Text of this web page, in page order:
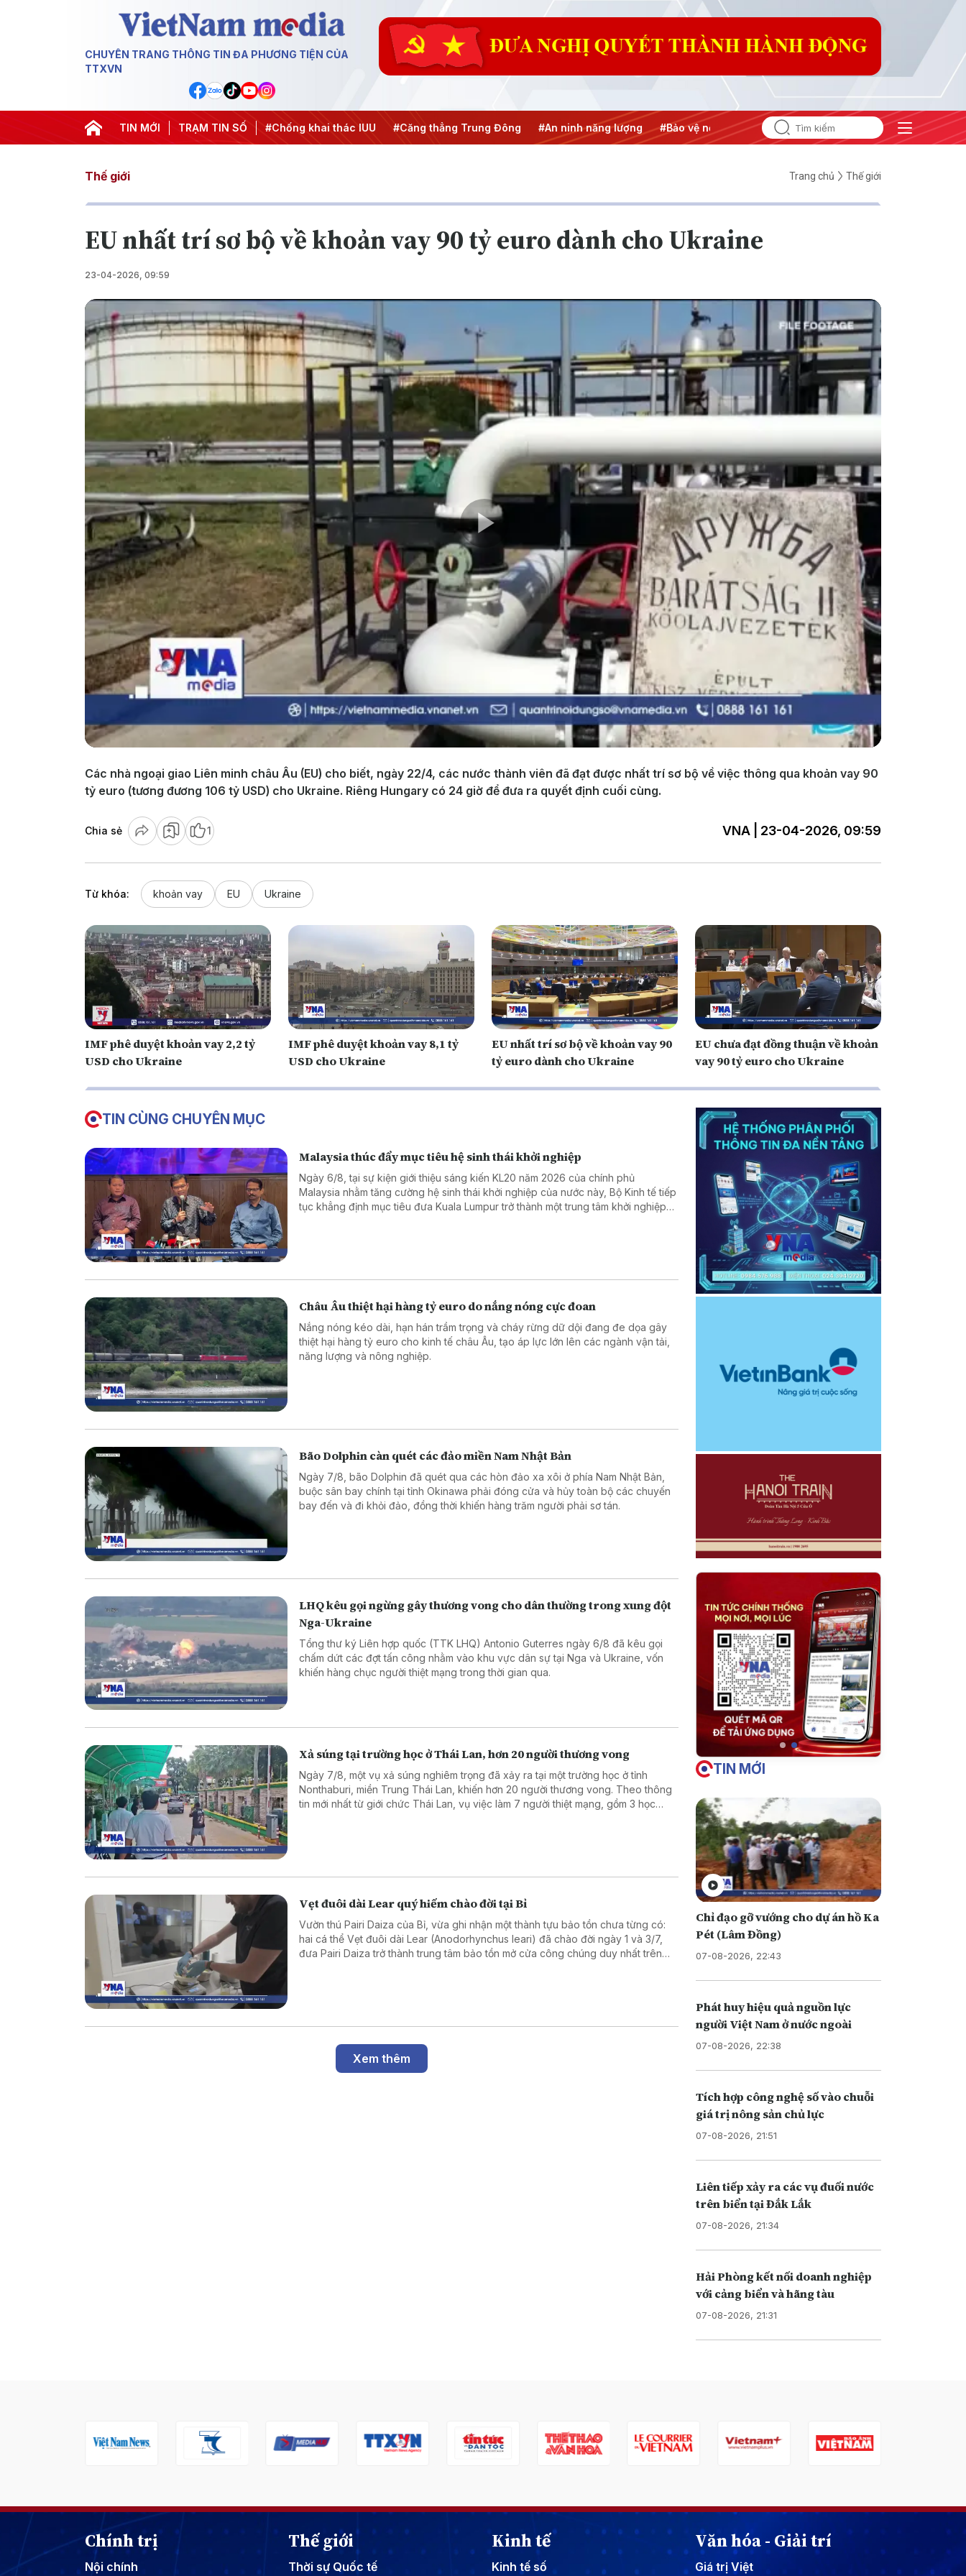
CHUYÊN TRANG THÔNG TIN ĐA PHƯƠNG TIỆN CỦA
TTXVN
TIN MỚI TRẠM TIN SỐ
#Chiến dịch 500 ngày đêm #Chống khai thác IUU #Căng thẳng Trung Đông #An ninh năng lượng #Bảo vệ nền tảng tư tưởng của Đảng #Hội nghị Trung ương 3
Thế giới Trang chủ Thế giới
EU nhất trí sơ bộ về khoản vay 90 tỷ euro dành cho Ukraine
23-04-2026, 09:59
Play
Video
Các nhà ngoại giao Liên minh châu Âu (EU) cho biết, ngày 22/4, các nước thành viên đã đạt được nhất trí sơ bộ về việc thông qua khoản vay 90
tỷ euro (tương đương 106 tỷ USD) cho Ukraine. Riêng Hungary có 24 giờ để đưa ra quyết định cuối cùng.
Chia sẻ 1 VNA | 23-04-2026, 09:59
Từ khóa: khoản vay EU Ukraine
IMF phê duyệt khoản vay 2,2 tỷ
USD cho Ukraine
IMF phê duyệt khoản vay 8,1 tỷ
USD cho Ukraine
EU nhất trí sơ bộ về khoản vay 90
tỷ euro dành cho Ukraine
EU chưa đạt đồng thuận về khoản
vay 90 tỷ euro cho Ukraine
TIN CÙNG CHUYÊN MỤC
Malaysia thúc đẩy mục tiêu hệ sinh thái khởi nghiệp
Ngày 6/8, tại sự kiện giới thiệu sáng kiến KL20 năm 2026 của chính phủ
Malaysia nhằm tăng cường hệ sinh thái khởi nghiệp của nước này, Bộ Kinh tế tiếp
tục khẳng định mục tiêu đưa Kuala Lumpur trở thành một trung tâm khởi nghiệp
Châu Âu thiệt hại hàng tỷ euro do nắng nóng cực đoan
Nắng nóng kéo dài, hạn hán trầm trọng và cháy rừng dữ dội đang đe dọa gây
thiệt hại hàng tỷ euro cho kinh tế châu Âu, tạo áp lực lớn lên các ngành vận tải,
năng lượng và nông nghiệp.
Bão Dolphin càn quét các đảo miền Nam Nhật Bản
Ngày 7/8, bão Dolphin đã quét qua các hòn đảo xa xôi ở phía Nam Nhật Bản,
buộc sân bay chính tại tỉnh Okinawa phải đóng cửa và hủy toàn bộ các chuyến
bay đến và đi khỏi đảo, đồng thời khiến hàng trăm người phải sơ tán.
LHQ kêu gọi ngừng gây thương vong cho dân thường trong xung đột
Nga-Ukraine
Tổng thư ký Liên hợp quốc (TTK LHQ) Antonio Guterres ngày 6/8 đã kêu gọi
chấm dứt các đợt tấn công nhằm vào khu vực dân sự tại Nga và Ukraine, vốn
khiến hàng chục người thiệt mạng trong thời gian qua.
Xả súng tại trường học ở Thái Lan, hơn 20 người thương vong
Ngày 7/8, một vụ xả súng nghiêm trọng đã xảy ra tại một trường học ở tỉnh
Nonthaburi, miền Trung Thái Lan, khiến hơn 20 người thương vong. Theo thông
tin mới nhất từ giới chức Thái Lan, vụ việc làm 7 người thiệt mạng, gồm 3 học
Vẹt đuôi dài Lear quý hiếm chào đời tại Bỉ
Vườn thú Pairi Daiza của Bỉ, vừa ghi nhận một thành tựu bảo tồn chưa từng có:
hai cá thể Vẹt đuôi dài Lear (Anodorhynchus leari) đã chào đời ngày 1 và 3/7,
đưa Pairi Daiza trở thành trung tâm bảo tồn mở cửa công chúng duy nhất trên
Xem thêm
TIN MỚI
Chỉ đạo gỡ vướng cho dự án hồ Ka
Pét (Lâm Đồng)
07-08-2026, 22:43
Phát huy hiệu quả nguồn lực
người Việt Nam ở nước ngoài
07-08-2026, 22:38
Tích hợp công nghệ số vào chuỗi
giá trị nông sản chủ lực
07-08-2026, 21:51
Liên tiếp xảy ra các vụ đuối nước
trên biển tại Đắk Lắk
07-08-2026, 21:34
Hải Phòng kết nối doanh nghiệp
với cảng biển và hãng tàu
07-08-2026, 21:31
Chính trị
Nội chính
Thế giới
Thời sự Quốc tế
Kinh tế
Kinh tế số
Văn hóa - Giải trí
Giá trị Việt